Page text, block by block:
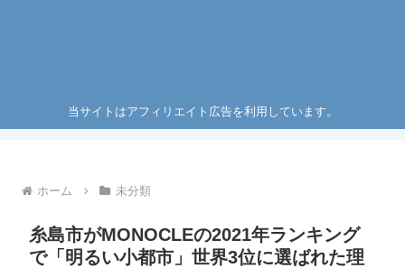
当サイトはアフィリエイト広告を利用しています。
ホーム 未分類
糸島市がMONOCLEの2021年ランキング
で「明るい小都市」世界3位に選ばれた理